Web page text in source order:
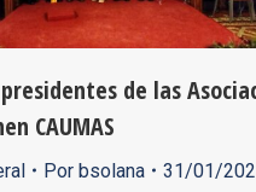
de las
CAUMAS
Por bsolana 31/01/